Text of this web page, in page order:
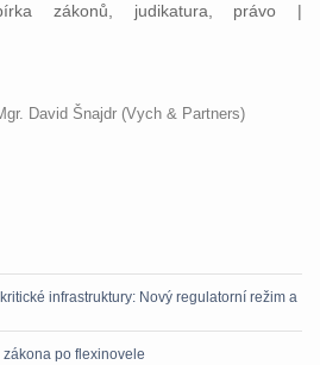
zákonů, judikatura, právo |
David Šnajdr (Vych & Partners)
infrastruktury: Nový regulatorní režim a
po flexinovele